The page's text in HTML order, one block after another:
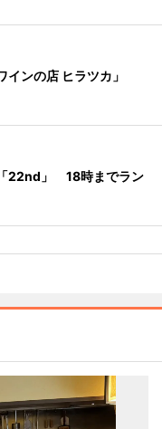
インの店 ヒラツカ」
22nd」 18時までラン